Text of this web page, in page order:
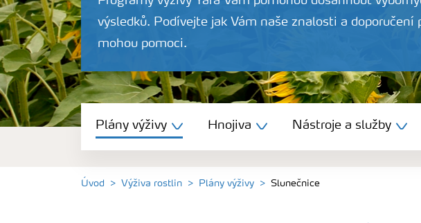
výsledků. Podívejte jak Vám naše znalosti a doporučení
mohou pomoci.
Plány výživy
Hnojiva
Nástroje a služby
Plány výživy Hnojiva Nástroje a služby
Úvod Výživa rostlin Plány výživy Slunečnice